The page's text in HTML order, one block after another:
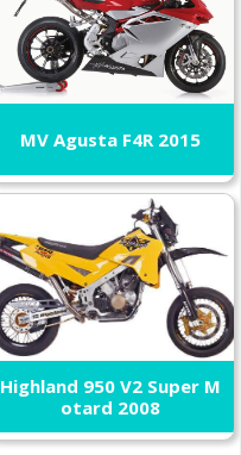
MV Agusta F4R 2015
Highland 950 V2 Super M
otard 2008